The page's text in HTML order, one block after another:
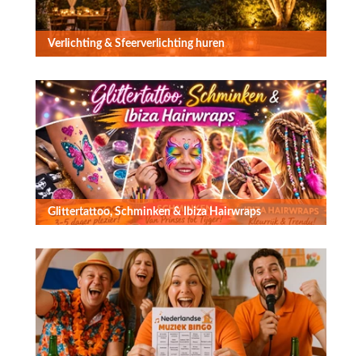
Verlichting & Sfeerverlichting huren
Glittertattoo, Schminken & Ibiza Hairwraps